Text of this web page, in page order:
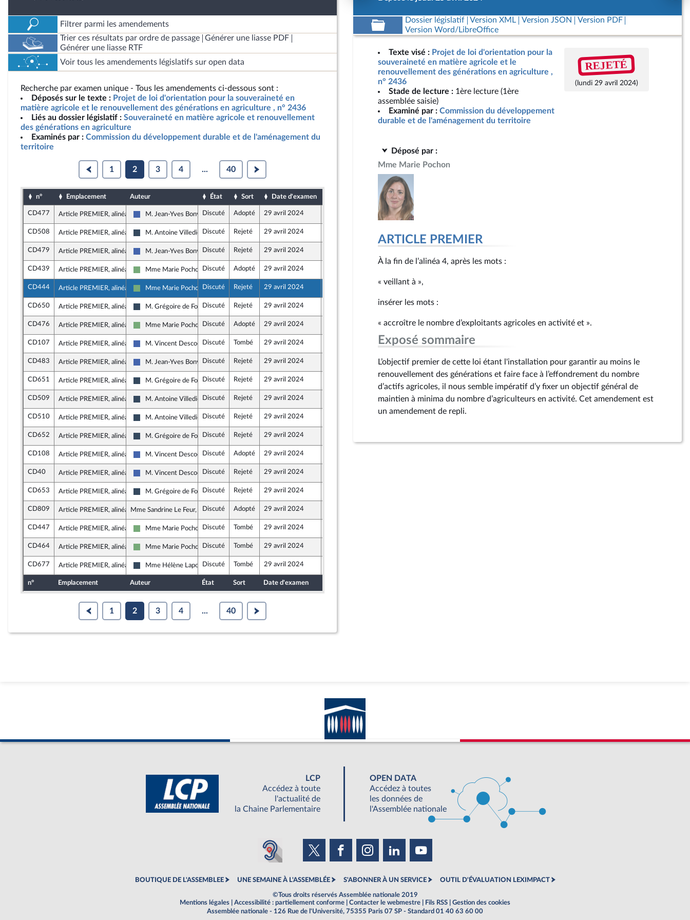
Filtrer parmi les amendements
Trier ces résultats par ordre de passage
Générer une liasse PDF
Générer une liasse RTF
Voir tous les amendements législatifs sur open data
Recherche par examen unique - Tous les amendements ci-dessous sont :
Déposés sur le texte : Projet de loi d'orientation pour la souveraineté en
matière agricole et le renouvellement des générations en agriculture , n° 2436
Liés au dossier législatif : Souveraineté en matière agricole et renouvellement
des générations en agriculture
Examinés par : Commission du développement durable et de l'aménagement du
territoire
1 2 3 4 ... 40
n° Emplacement Auteur État Sort Date d'examen
CD477 Article PREMIER, alinéa 3
Les Républicains
M. Jean-Yves Bony Discuté Adopté 29 avril 2024
CD508 Article PREMIER, alinéa 3
Rassemblement National
M. Antoine VilledieuDiscuté Rejeté 29 avril 2024
CD479 Article PREMIER, alinéa 3
Les Républicains
M. Jean-Yves Bony Discuté Rejeté 29 avril 2024
CD439 Article PREMIER, alinéa 4
Écologiste - NUPES
Mme Marie Pochon Discuté Adopté 29 avril 2024
CD444 Article PREMIER, alinéa 4
Écologiste - NUPES
Mme Marie Pochon Discuté Rejeté 29 avril 2024
CD650 Article PREMIER, alinéa 4
Rassemblement National
M. Grégoire de FournasDiscuté Rejeté 29 avril 2024
CD476 Article PREMIER, alinéa 4
Écologiste - NUPES
Mme Marie Pochon Discuté Adopté 29 avril 2024
CD107 Article PREMIER, alinéa 4
Les Républicains
M. Vincent DescoeurDiscuté Tombé 29 avril 2024
CD483 Article PREMIER, alinéa 5
Les Républicains
M. Jean-Yves Bony Discuté Rejeté 29 avril 2024
CD651 Article PREMIER, alinéa 5
Rassemblement National
M. Grégoire de FournasDiscuté Rejeté 29 avril 2024
CD509 Article PREMIER, alinéa 5
Rassemblement National
M. Antoine VilledieuDiscuté Rejeté 29 avril 2024
CD510 Article PREMIER, alinéa 5
Rassemblement National
M. Antoine VilledieuDiscuté Rejeté 29 avril 2024
CD652 Article PREMIER, alinéa 5
Rassemblement National
M. Grégoire de FournasDiscuté Rejeté 29 avril 2024
CD108 Article PREMIER, alinéa 5
Les Républicains
M. Vincent DescoeurDiscuté Adopté 29 avril 2024
CD40 Article PREMIER, alinéa 5
Les Républicains
M. Vincent DescoeurDiscuté Rejeté 29 avril 2024
CD653 Article PREMIER, alinéa 5
Rassemblement National
M. Grégoire de FournasDiscuté Rejeté 29 avril 2024
CD809 Article PREMIER, alinéa 5Mme Sandrine Le Feur, rapporteure
Discuté Adopté 29 avril 2024
CD447 Article PREMIER, alinéa 5
Écologiste - NUPES
Mme Marie Pochon Discuté Tombé 29 avril 2024
CD464 Article PREMIER, alinéa 5
Écologiste - NUPES
Mme Marie Pochon Discuté Tombé 29 avril 2024
CD677 Article PREMIER, alinéa 5
Rassemblement National
Mme Hélène LaporteDiscuté Tombé 29 avril 2024
n° Emplacement Auteur État Sort Date d'examen
1 2 3 4 ... 40
Dossier législatif Version XML Version JSON
Version PDF
Version Word/LibreOffice
Texte visé : Projet de loi d'orientation pour la
souveraineté en matière agricole et le
renouvellement des générations en agriculture ,
n° 2436
Stade de lecture : 1ère lecture (1ère
assemblée saisie)
Examiné par : Commission du développement
durable et de l'aménagement du territoire
REJETÉ
(lundi 29 avril 2024)
Déposé par :
Mme Marie Pochon
ARTICLE PREMIER
À la fin de l’alinéa 4, après les mots :
« veillant à »,
insérer les mots :
« accroître le nombre d’exploitants agricoles en activité et ».
Exposé sommaire
L’objectif premier de cette loi étant l'installation pour garantir au moins le
renouvellement des générations et faire face à l’effondrement du nombre
d’actifs agricoles, il nous semble impératif d’y fixer un objectif général de
maintien à minima du nombre d’agriculteurs en activité. Cet amendement est
un amendement de repli.
LCP
Accédez à toute
l'actualité de
la Chaine Parlementaire
OPEN DATA
Accédez à toutes
les données de
l'Assemblée nationale
BOUTIQUE DE L'ASSEMBLEE UNE SEMAINE À L'ASSEMBLÉE S'ABONNER À UN SERVICE OUTIL D'ÉVALUATION LEXIMPACT
©Tous droits réservés Assemblée nationale 2019
Mentions légales
Accessibilité : partiellement conforme Contacter le webmestre Fils RSS
Gestion des cookies
Assemblée nationale - 126 Rue de l'Université, 75355 Paris 07 SP - Standard 01 40 63 60 00